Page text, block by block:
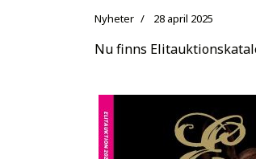
Nyheter 28 april 2025
Nu finns